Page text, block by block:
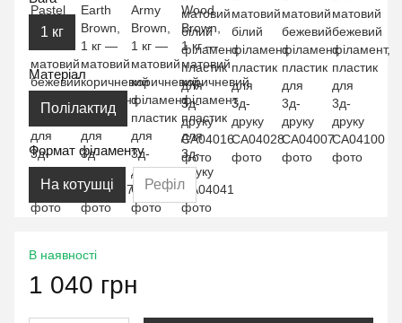
1 кг
Матеріал
Полілактид
Формат філаменту
На котушці Рефіл
В наявності
1 040 грн